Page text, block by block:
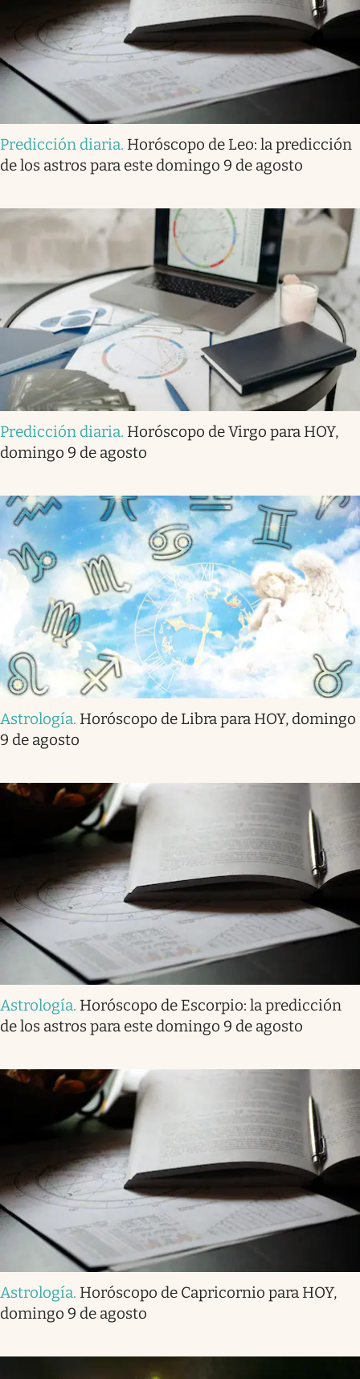
Predicción diaria. Horóscopo de Leo: la predicción
de los astros para este domingo 9 de agosto
Predicción diaria. Horóscopo de Virgo para HOY,
domingo 9 de agosto
Astrología. Horóscopo de Libra para HOY, domingo
9 de agosto
Astrología. Horóscopo de Escorpio: la predicción
de los astros para este domingo 9 de agosto
Astrología. Horóscopo de Capricornio para HOY,
domingo 9 de agosto